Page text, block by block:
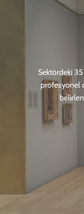
Sektördeki 35
profesyonel